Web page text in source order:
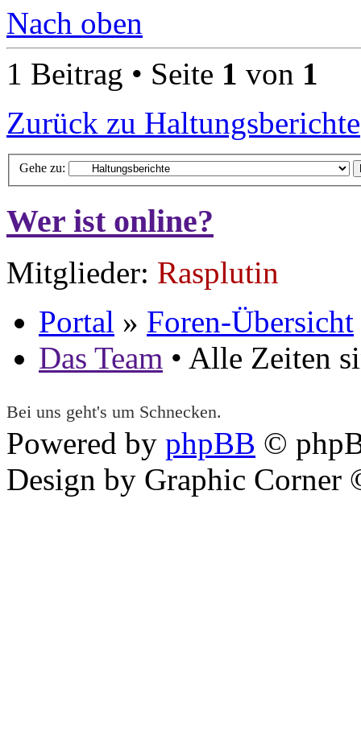
Nach oben
1 Beitrag • Seite 1 von 1
Zurück zu Haltungsberichte
Gehe zu:
Wer ist online?
Mitglieder: Rasplutin
Portal » Foren-Übersicht
Das Team • Alle Zeiten
Bei uns geht's um Schnecken.
Powered by phpBB ©
Design by Graphic Corner